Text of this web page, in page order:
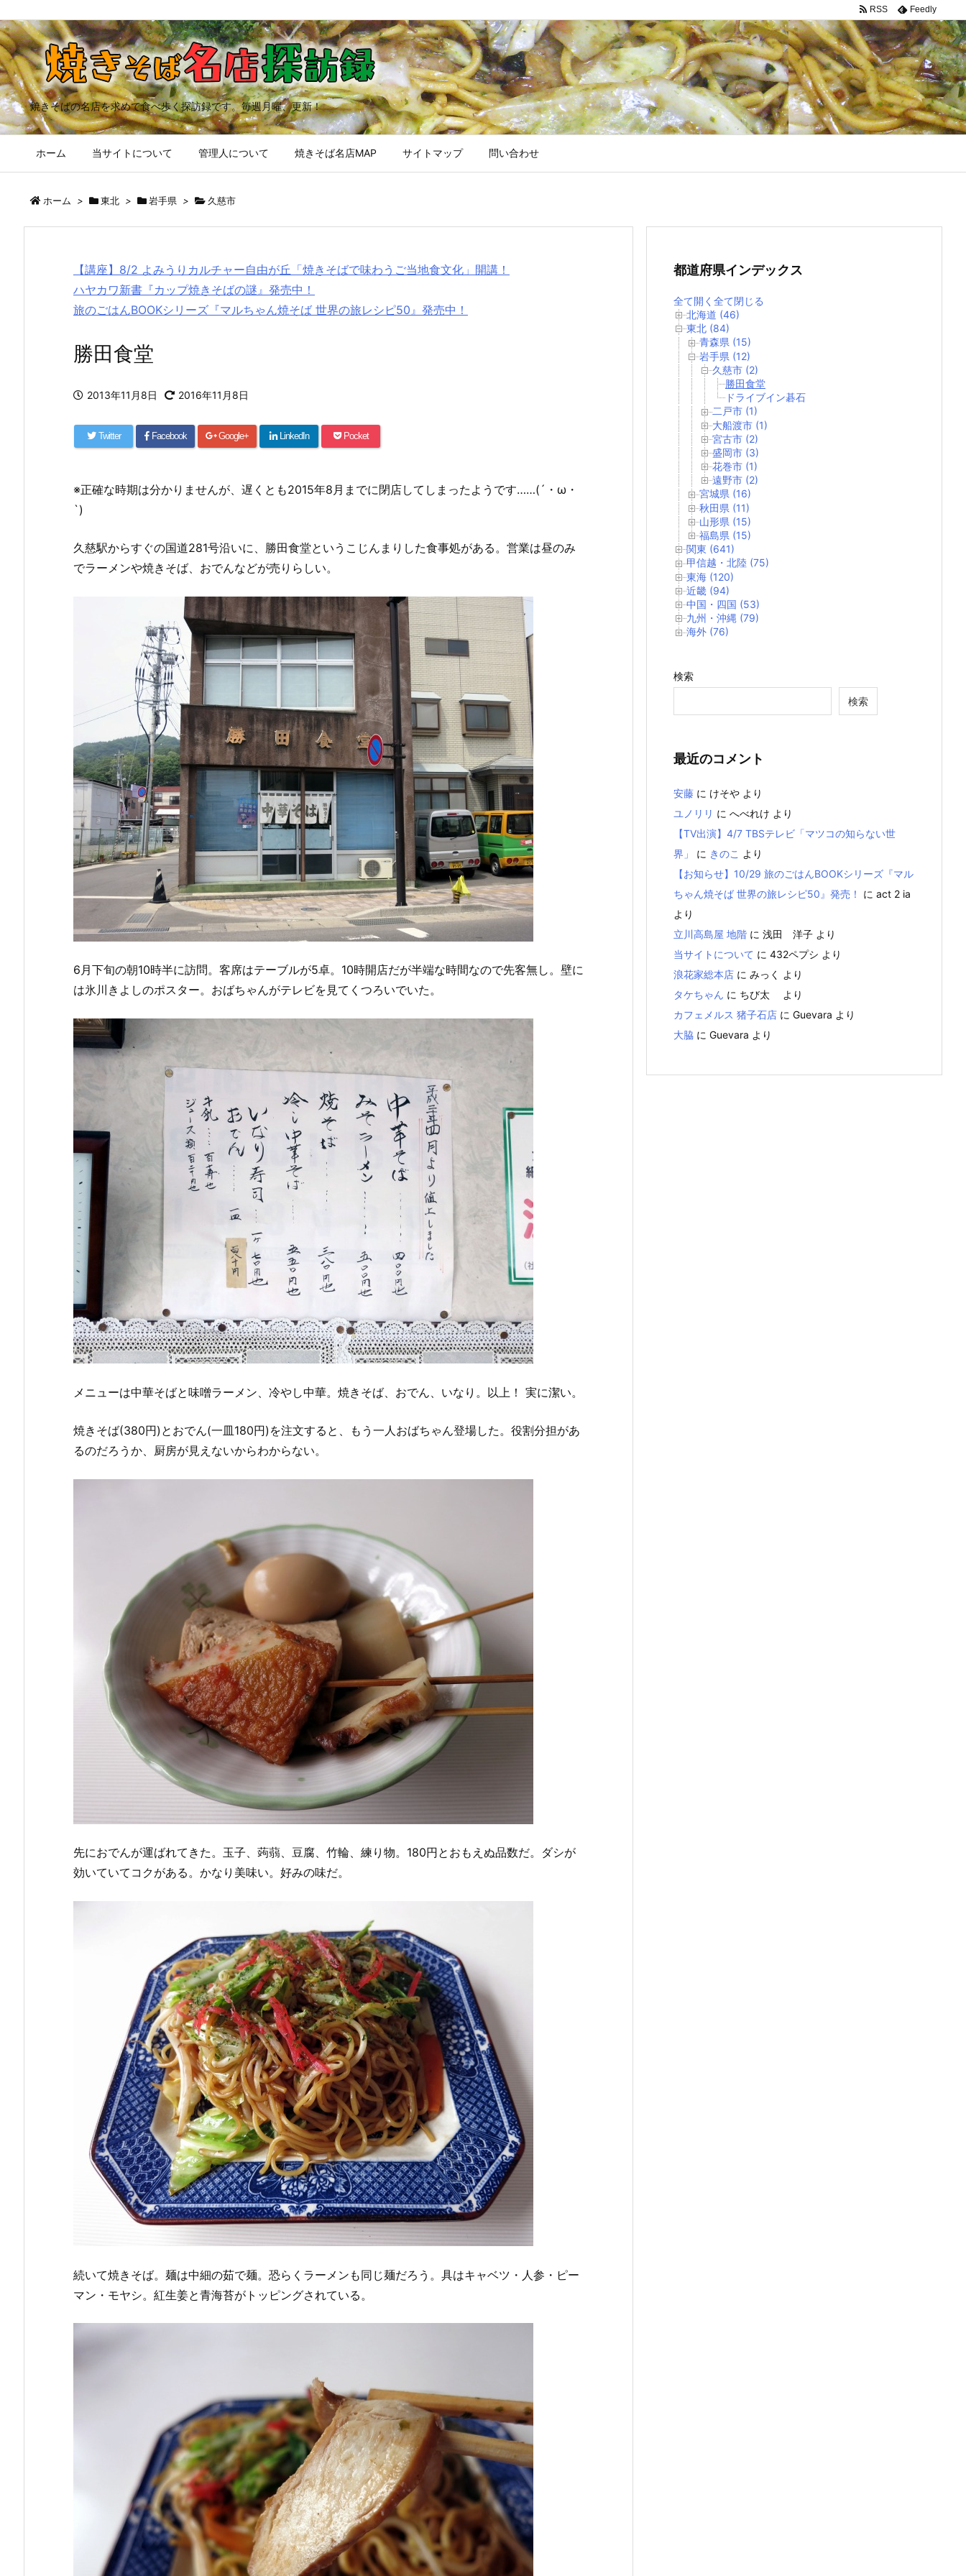
焼きそばの名店を求めて食べ歩く探訪録です。毎週月曜、更新！
ホーム 当サイトについて 管理人について 焼きそば名店MAP サイトマップ 問い合わせ
RSS Feedly
ホーム > 東北 > 岩手県 > 久慈市
【講座】8/2 よみうりカルチャー自由が丘「焼きそばで味わうご当地食文化」開講！
ハヤカワ新書『カップ焼きそばの謎』発売中！
旅のごはんBOOKシリーズ『マルちゃん焼そば 世界の旅レシピ50』発売中！
勝田食堂
2013年11月8日 2016年11月8日
Twitter Facebook Google+ LinkedIn Pocket
※正確な時期は分かりませんが、遅くとも2015年8月までに閉店してしまったようです……(´・ω・
`)
久慈駅からすぐの国道281号沿いに、勝田食堂というこじんまりした食事処がある。営業は昼のみ
でラーメンや焼きそば、おでんなどが売りらしい。
6月下旬の朝10時半に訪問。客席はテーブルが5卓。10時開店だが半端な時間なので先客無し。壁に
は氷川きよしのポスター。おばちゃんがテレビを見てくつろいでいた。
メニューは中華そばと味噌ラーメン、冷やし中華。焼きそば、おでん、いなり。以上！ 実に潔い。
焼きそば(380円)とおでん(一皿180円)を注文すると、もう一人おばちゃん登場した。役割分担があ
るのだろうか、厨房が見えないからわからない。
先におでんが運ばれてきた。玉子、蒟蒻、豆腐、竹輪、練り物。180円とおもえぬ品数だ。ダシが
効いていてコクがある。かなり美味い。好みの味だ。
続いて焼きそば。麺は中細の茹で麺。恐らくラーメンも同じ麺だろう。具はキャベツ・人参・ピー
マン・モヤシ。紅生姜と青海苔がトッピングされている。
都道府県インデックス
全て開く 全て閉じる
北海道 (46)
東北 (84)
青森県 (15)
岩手県 (12)
久慈市 (2)
勝田食堂
ドライブイン碁石
二戸市 (1)
大船渡市 (1)
宮古市 (2)
盛岡市 (3)
花巻市 (1)
遠野市 (2)
宮城県 (16)
秋田県 (11)
山形県 (15)
福島県 (15)
関東 (641)
甲信越・北陸 (75)
東海 (120)
近畿 (94)
中国・四国 (53)
九州・沖縄 (79)
海外 (76)
検索
検索
最近のコメント
安藤 に けそや より
ユノリリ に へべれけ より
【TV出演】4/7 TBSテレビ「マツコの知らない世
界」
に きのこ より
【お知らせ】10/29 旅のごはんBOOKシリーズ『マル
ちゃん焼そば 世界の旅レシピ50』発売！
に act 2 ia
より
立川高島屋 地階 に 浅田 洋子 より
当サイトについて に 432ペプシ より
浪花家総本店 に みっく
より
タケちゃん に ちび太
より
カフェメルス 猪子石店 に Guevara より
大脇 に Guevara より